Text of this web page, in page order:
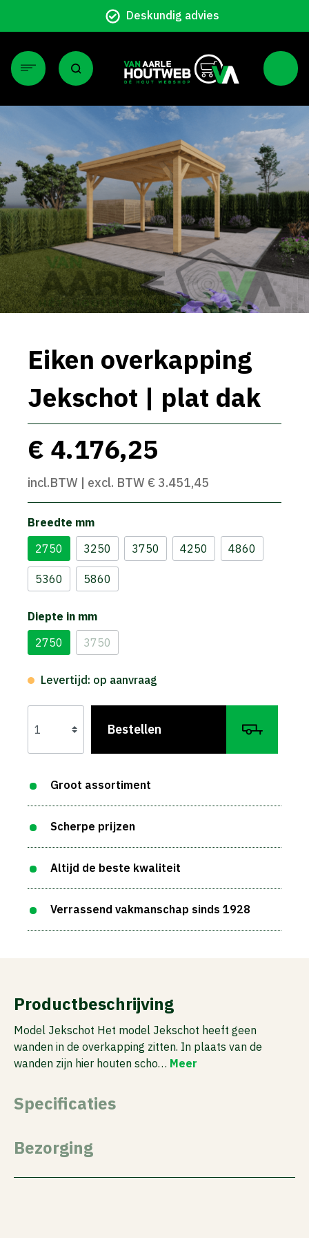
Particulier en
Eiken overkapping
Jekschot | plat dak
€ 4.176,25
incl.BTW | excl. BTW € 3.451,45
Breedte mm
2750
3250 3750 4250 4860
5360 5860
Diepte in mm
2750
3750
Levertijd: op aanvraag
Bestellen
Groot assortiment
Scherpe prijzen
Altijd de beste kwaliteit
Verrassend vakmanschap sinds 1928
Productbeschrijving
Model Jekschot Het model Jekschot heeft geen
wanden in de overkapping zitten. In plaats van de
wanden zijn hier houten scho… Meer
Specificaties
Bezorging